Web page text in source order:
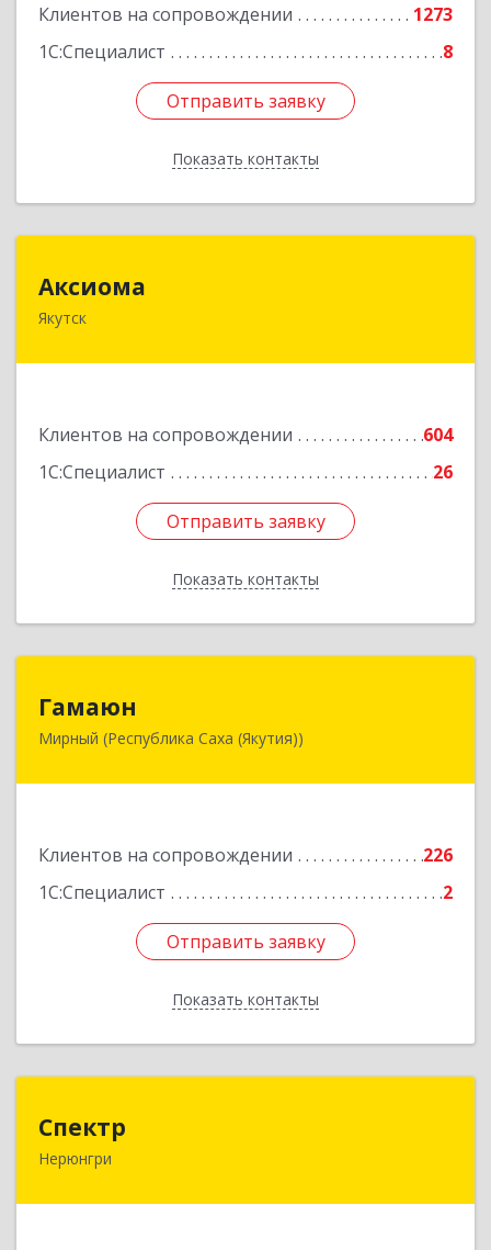
Клиентов на сопровождении
1273
1С:Специалист
8
Отправить заявку
Показать контакты
Отправить заявку
Назад
Аксиома
Якутск
Клиентов на сопровождении
604
1С:Специалист
26
Отправить заявку
Показать контакты
677000, Саха /Якутия/ Респ, Якутск г, Чиряева
Отправить заявку
Назад
Гамаюн
Мирный (Республика Саха (Якутия))
Клиентов на сопровождении
226
1С:Специалист
2
Отправить заявку
Показать контакты
678170, Саха /Якутия/ Респ, Мирнинский у,
Подробнее
Отправить заявку
Назад
Спектр
Нерюнгри
678960, Саха /Якутия/ Респ, Нерюнгринский р-н,